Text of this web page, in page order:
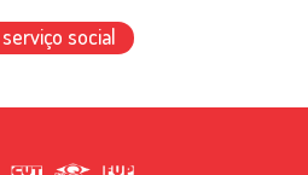
serviço social